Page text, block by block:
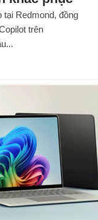
Redmond, đồng
trên